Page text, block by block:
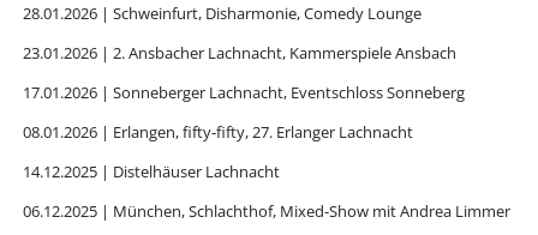
28.01.2026 | Schweinfurt, Disharmonie, Comedy Lounge
23.01.2026 | 2. Ansbacher Lachnacht, Kammerspiele Ansbach
17.01.2026 | Sonneberger Lachnacht, Eventschloss Sonneberg
08.01.2026 | Erlangen, fifty-fifty, 27. Erlanger Lachnacht
14.12.2025 | Distelhäuser Lachnacht
06.12.2025 | München, Schlachthof, Mixed-Show mit Andrea Limmer